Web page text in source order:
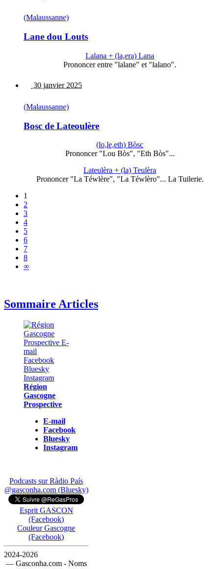
(Malaussanne)
Lane dou Louts
Lalana + (la,era) Lana
Prononcer entre "lalane" et "lalano".
30 janvier 2025
(Malaussanne)
Bosc de Lateoulère
(lo,le,eth) Bòsc
Prononcer "Lou Bòs", "Eth Bòs"...
Lateulèra + (la) Teulèra
Prononcer "La Téwlère", "La Téwlèro"... La Tuilerie.
1
2
3
4
5
6
7
8
∞
Sommaire Articles
Région
Gascogne
Prospective
E-mail
Facebook
Bluesky
Instagram
Podcasts sur Ràdio País
@gasconha.com (Bluesky)
Esprit GASCON
(Facebook)
Couleur Gascogne
(Facebook)
2024-2026
— Gasconha.com - Noms